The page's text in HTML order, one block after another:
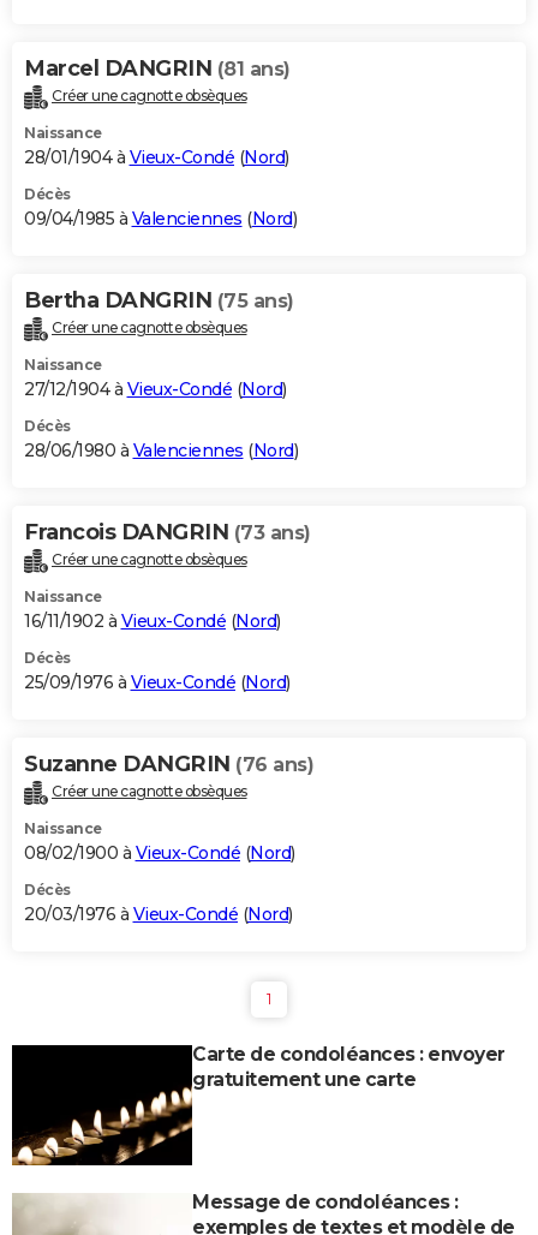
Marcel DANGRIN (81 ans)
Créer une cagnotte obsèques
Naissance
28/01/1904 à Vieux-Condé (Nord)
Décès
09/04/1985 à Valenciennes (Nord)
Bertha DANGRIN (75 ans)
Créer une cagnotte obsèques
Naissance
27/12/1904 à Vieux-Condé (Nord)
Décès
28/06/1980 à Valenciennes (Nord)
Francois DANGRIN (73 ans)
Créer une cagnotte obsèques
Naissance
16/11/1902 à Vieux-Condé (Nord)
Décès
25/09/1976 à Vieux-Condé (Nord)
Suzanne DANGRIN (76 ans)
Créer une cagnotte obsèques
Naissance
08/02/1900 à Vieux-Condé (Nord)
Décès
20/03/1976 à Vieux-Condé (Nord)
1
Carte de condoléances : envoyer
gratuitement une carte
Message de condoléances :
exemples de textes et modèle de